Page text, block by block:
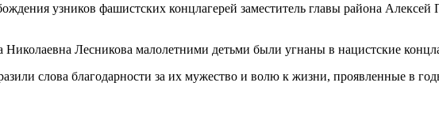
узников фашистских концлагерей заместитель главы района
Лесникова малолетними детьми были угнаны в нацистские
слова благодарности за их мужество и волю к жизни, проявленные в